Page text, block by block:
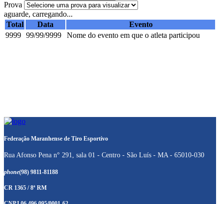
Prova
aguarde, carregando...
Total
Data
Evento
9999 99/99/9999 Nome do evento em que o atleta participou
Federação Maranhense de Tiro Esportivo
Rua Afonso Pena n° 291, sala 01 - Centro - São Luís - MA - 65010-030
phone(98) 9811-81188
CR 1365 / 8ª RM